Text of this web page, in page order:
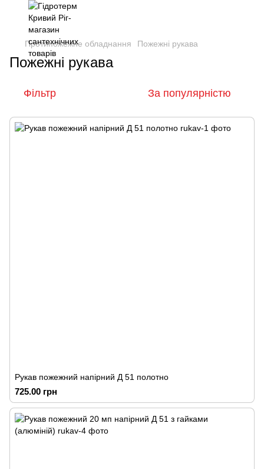
Протипожежне обладнання Пожежні рукава
Пожежні рукава
Фільтр За популярністю
Рукав пожежний напірний Д 51 полотно
725.00 грн